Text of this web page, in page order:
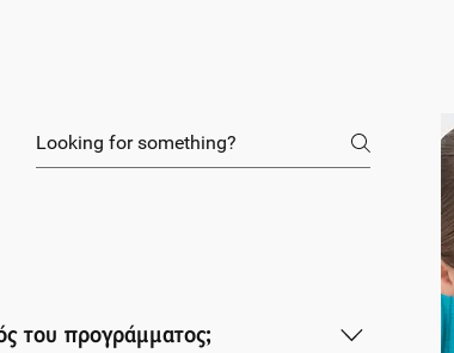
του προγράμματος;